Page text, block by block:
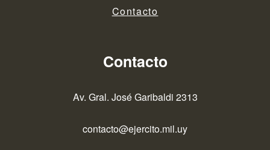
Contacto
Contacto
Av. Gral. José Garibaldi 2313
contacto@ejercito.mil.uy